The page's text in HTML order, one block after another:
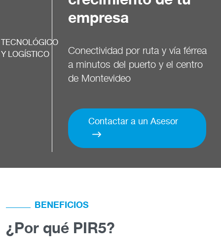
TECNOLÓGICO
Y LOGÍSTICO
empresa
Conectividad por ruta y vía férrea
a minutos del puerto y el centro
de Montevideo
Contactar a un Asesor
BENEFICIOS
¿Por qué PIR5?